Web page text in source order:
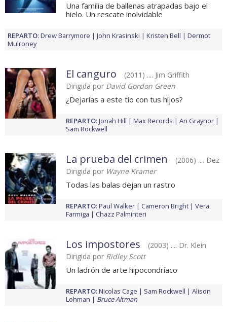
Una familia de ballenas atrapadas bajo el
hielo. Un rescate inolvidable
REPARTO: Drew Barrymore John Krasinski Kristen Bell
Dermot
Mulroney
El canguro
(2011) .... Jim Griffith
Dirigida por David Gordon Green
¿Dejarías a este tío con tus hijos?
REPARTO: Jonah Hill Max Records
Ari Graynor
Sam Rockwell
La prueba del crimen
(2006) .... Dez
Dirigida por Wayne Kramer
Todas las balas dejan un rastro
REPARTO: Paul Walker Cameron Bright
Vera
Farmiga
Chazz Palminteri
Los impostores
(2003) .... Dr. Klein
Dirigida por Ridley Scott
Un ladrón de arte hipocondríaco
REPARTO: Nicolas Cage Sam Rockwell
Alison
Lohman
Bruce Altman